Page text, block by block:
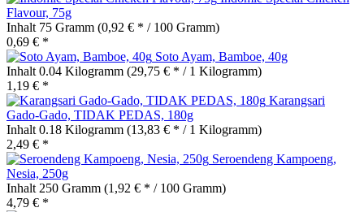
Flavour, 75g
Inhalt 75 Gramm (0,92 € * / 100 Gramm)
0,69 € *
Soto Ayam, Bamboe, 40g
Inhalt 0.04 Kilogramm (29,75 € * / 1 Kilogramm)
1,19 € *
Karangsari
Gado-Gado, TIDAK PEDAS, 180g
Inhalt 0.18 Kilogramm (13,83 € * / 1 Kilogramm)
2,49 € *
Seroendeng Kampoeng,
Nesia, 250g
Inhalt 250 Gramm (1,92 € * / 100 Gramm)
4,79 € *